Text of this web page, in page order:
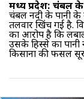
मध्य प्रदेश: चंबल के
चंबल नदी के पानी के
तलवारें खिंच गई है.
का आरोप है कि
उसके हिस्से का
किसानों की फसलें